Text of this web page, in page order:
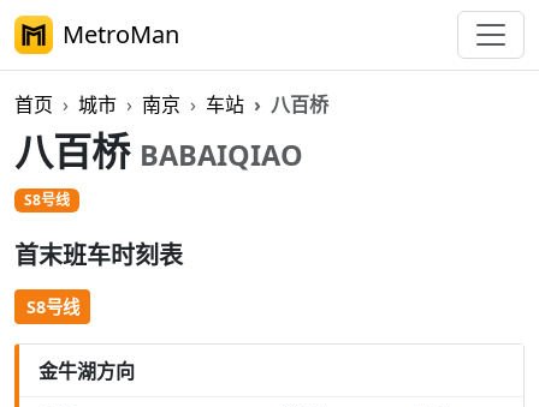
MetroMan
首页 城市 南京 车站 八百桥
八百桥 BABAIQIAO
S8号线
首末班车时刻表
S8号线
金牛湖方向